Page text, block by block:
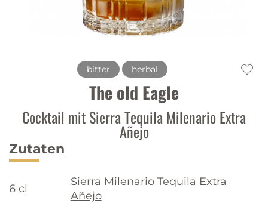
bitter herbal
The old Eagle
Cocktail mit Sierra Tequila Milenario Extra
Añejo
Zutaten
6 cl
Sierra Milenario Tequila Extra
Añejo